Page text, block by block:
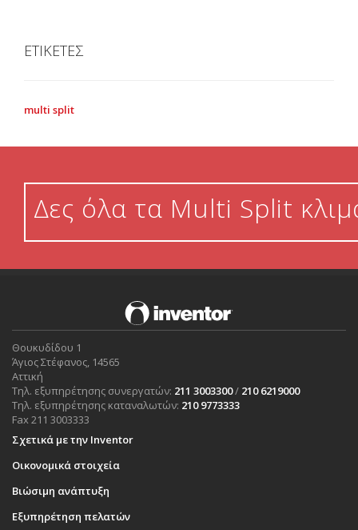
ΕΤΙΚΕΤΕΣ
multi split
Δες όλα τα Multi Split
Θουκυδίδου 1
Άγιος Στέφανος, 14565
Αττική
Τηλ. εξυπηρέτησης συνεργατών: 211 3003300/ 210 6219000
Τηλ. εξυπηρέτησης καταναλωτών: 210 9773333
Fax 211 3003333
Σχετικά με την Inventor
Οικονομικά στοιχεία
Βιώσιμη ανάπτυξη
Εξυπηρέτηση πελατών